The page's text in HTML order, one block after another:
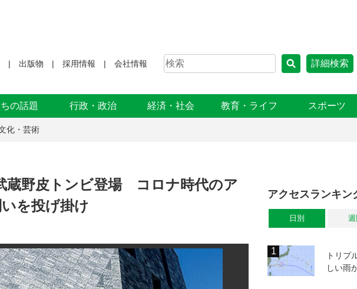
出版物 採用情報 会社情報 詳細検索
の話題 行政・政治 経済・社会 教育・ライフ スポーツ
化・芸術
蔵野皮トンビ登場 コロナ時代のア
を投げ掛け
アクセスランキン
日別 週
トリプ
しい雨